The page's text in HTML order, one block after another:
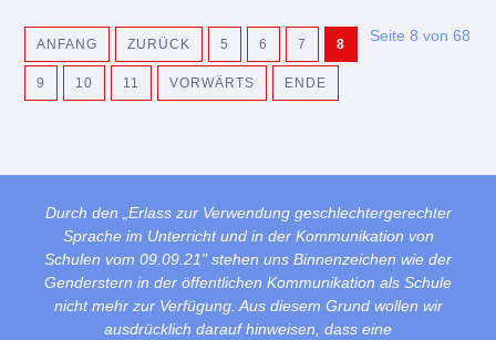
Seite 8 von 68
ANFANG ZURÜCK 5 6 7 8
9 10 11 VORWÄRTS ENDE
Durch den „Erlass zur Verwendung geschlechtergerechter
Sprache im Unterricht und in der Kommunikation von
Schulen vom 09.09.21" stehen uns Binnenzeichen wie der
Genderstern in der öffentlichen Kommunikation als Schule
nicht mehr zur Verfügung. Aus diesem Grund wollen wir
ausdrücklich darauf hinweisen, dass eine